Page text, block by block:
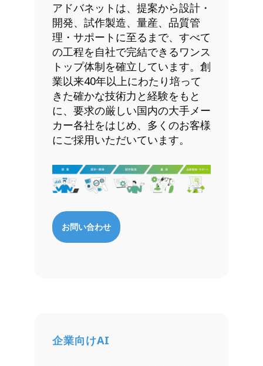
アドバネットは、提案から設計・
開発、試作製造、量産、品質管
理・サポートに至るまで、すべて
の工程を自社で完結できるワンス
トップ体制を確立しています。創
業以来40年以上にわたり培って
きた確かな技術力と経験をもと
に、要求の厳しい国内の大手メー
カー各社をはじめ、多くのお客様
にご採用いただいています。
お問い合わせ
企業向けAI